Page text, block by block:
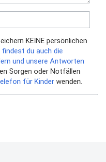
KEINE persönlichen
findest du auch die
und unsere Antworten
Sorgen oder Notfällen
für Kinder wenden.